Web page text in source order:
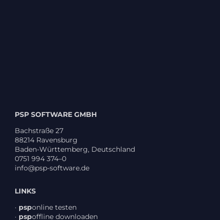
PSP SOFTWARE GMBH
Bach­straße 27
88214 Ravens­burg
Baden-Würt­tem­berg, Deutsch­land
0751 994 374–0
info@psp-software.de
LINKS
· psponline testen
· pspoffline down­loaden